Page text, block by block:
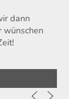
dann